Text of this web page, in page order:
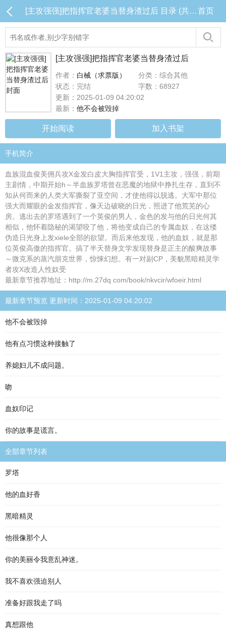
[主攻强强]把指挥官老婆当替身渣过后 目录 (共14章)首页
[主攻强强]把指挥官老婆当替身渣过后
作者： 白械（求票版）
分类：综合其他
状态：完结
字数：68927
更新：2025-01-09 04:20:02
最新： 他不会被毁掉
开始阅读 加入书架
手机简介
血族混血俊美佣兵攻X金发白皮大胸指挥官受，1V1主攻，强强，前期
主剧情，中期开始h～半血族罗塔曾在恶魔的地狱中挣扎生存，直到不
知从何而来的人类大军撕裂了亚空间，才使他得以脱逃。大军中那位
强大而耀眼的金发指挥官，像天边破晓的日光，照进了他荒芜的心
房。逃出去的罗塔遇到了一个英俊的男人，金色的发与他的日光何其
相似，他怀着隐秘的渴望咬了他，将他变成自己的专属血奴，在这缕
伪造日光身上发xiele全部的欲望。而后来他发现，他的血奴，就是那
位英俊高傲的指挥官。搞了半天替身文学发现替身是正主的酸爽故事
～微克系的蒸汽朋克世界，惊悚幻想。有一对副CP，美貌黑暗精灵学
者攻X改造人性奴受
最新章节推荐地址：http://m.27dq.com/book/nkvcir/wfoeir.html
最新章节预览 更新时间：2025-01-09 04:20:02
他不会被毁掉
他有点习惯这种接触了
养媳妇儿不成问题。
吻
血奴印记
你的故事是谎言。
全部章节列表
罗塔
他的血好香
黑暗精灵
他很像那个人
你的美丽令我意乱神迷。
我不喜欢强迫别人
准备好跟我走了吗
真想跟他